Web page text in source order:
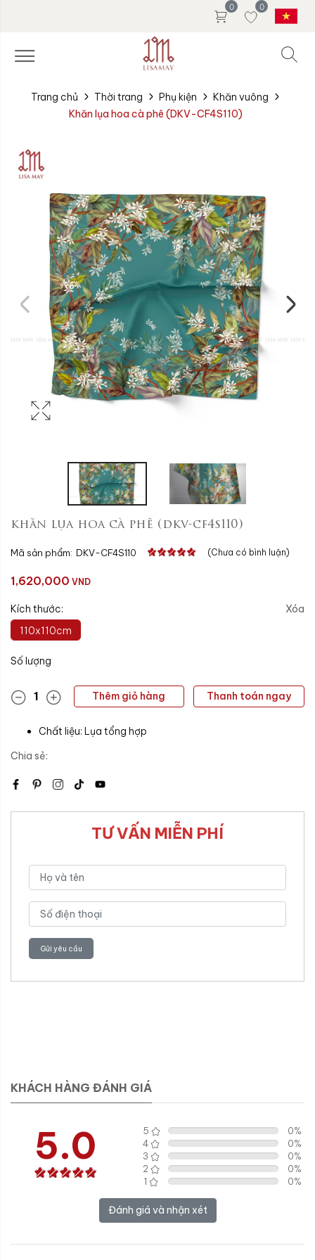
0
0
Trang chủ Thời trang Phụ kiện
Khăn vuông
Khăn lụa hoa cà phê (DKV-CF4S110)
khăn lụa hoa cà phê (dkv-cf4s110)
Mã sản phẩm: DKV-CF4S110 (Chưa có bình luận)
1,620,000 VND
Kích thước:
Xóa
110x110cm
Số lượng
Thêm giỏ hàng Thanh toán ngay
Chất liệu: Lụa tổng hợp
Chia sẻ:
TƯ VẤN MIỄN PHÍ
Gửi yêu cầu
KHÁCH HÀNG ĐÁNH GIÁ
5.0 5 0%
4
0%
3
0%
2
0%
1
0%
Đánh giá và nhận xét